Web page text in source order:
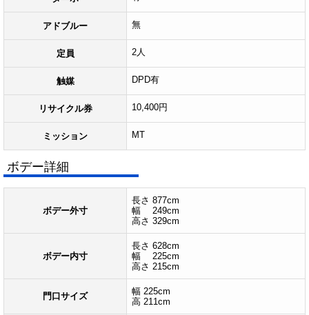
アドブルー 無
定員 2人
触媒 DPD有
リサイクル券 10,400円
ミッション MT
ボデー詳細
ボデー外寸
長さ 877cm
幅 249cm
高さ 329cm
ボデー内寸
長さ 628cm
幅 225cm
高さ 215cm
門口サイズ
幅 225cm
高 211cm